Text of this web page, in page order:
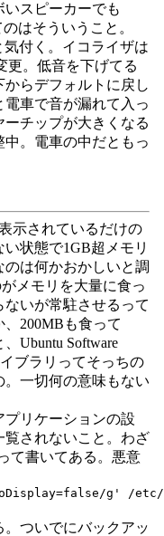
スピーカーでも
はそういうこと。
付く。イコライザは
更。低音を下げてる
らデフォルトに戻し
車で音が漏れて入っ
チップが大きくなる
。電車の中だともっ
示されているだけの
状態で1GB超メモリ
は何かおかしいと調
がメモリを大量に食っ
いが常駐させるって
200MBも食って
Ubuntu Software
ブラリってそっちの
一切何の意味もない
リケーションの設
覧されないこと。わざ
て書いてある。悪意
ついでにバックアッ